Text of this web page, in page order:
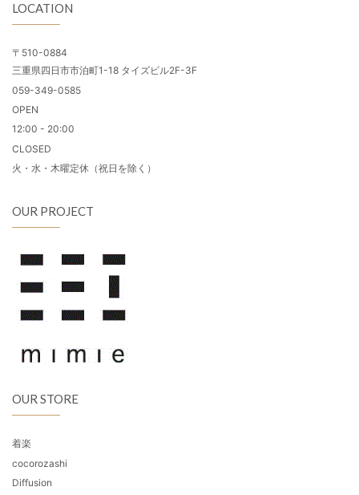
LOCATION
〒510-0884
三重県四日市市泊町1-18 タイズビル2F-3F
059-349-0585
OPEN
12:00 - 20:00
CLOSED
火・水・木曜定休（祝日を除く）
OUR PROJECT
OUR STORE
着楽
cocorozashi
Diffusion